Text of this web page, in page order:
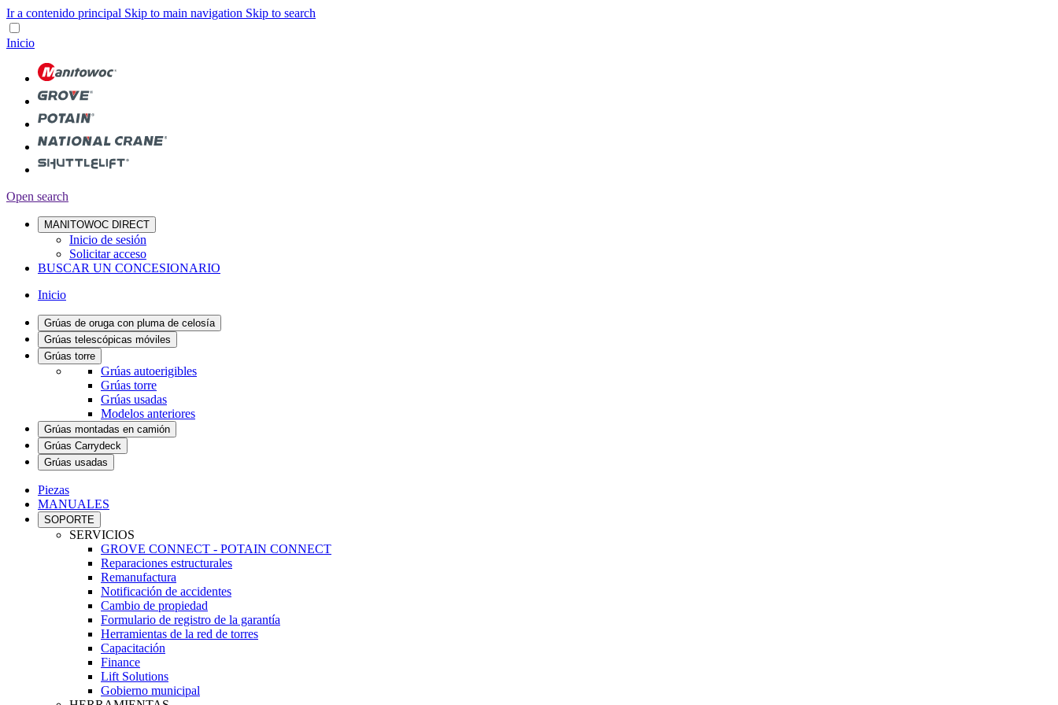
Ir a contenido principal Skip to main navigation Skip to search
Inicio
Open search
MANITOWOC DIRECT
Inicio de sesión
Solicitar acceso
BUSCAR UN CONCESIONARIO
Inicio
Grúas de oruga con pluma de celosía
Grúas telescópicas móviles
Grúas torre
Grúas autoerigibles
Grúas torre
Grúas usadas
Modelos anteriores
Grúas montadas en camión
Grúas Carrydeck
Grúas usadas
Piezas
MANUALES
SOPORTE
SERVICIOS
GROVE CONNECT - POTAIN CONNECT
Reparaciones estructurales
Remanufactura
Notificación de accidentes
Cambio de propiedad
Formulario de registro de la garantía
Herramientas de la red de torres
Capacitación
Finance
Lift Solutions
Gobierno municipal